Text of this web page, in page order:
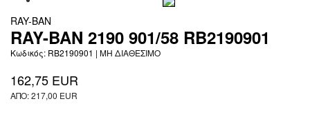
RAY-BAN
RAY-BAN 2190 901/58 RB2190901
Κωδικός: RB2190901 | ΜΗ ΔΙΑΘΕΣΙΜΟ
162,75 EUR
ΑΠΟ: 217,00 EUR